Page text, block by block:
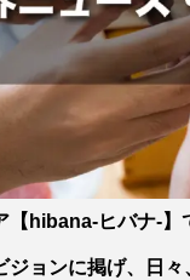
【hibana-ヒバナ-
ジョンに掲げ、日